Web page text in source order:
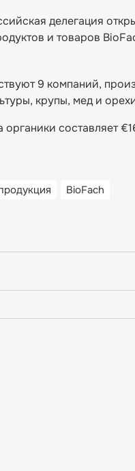
делегация
и товаров
9 компаний,
крупы, мед и
составляет
BioFach